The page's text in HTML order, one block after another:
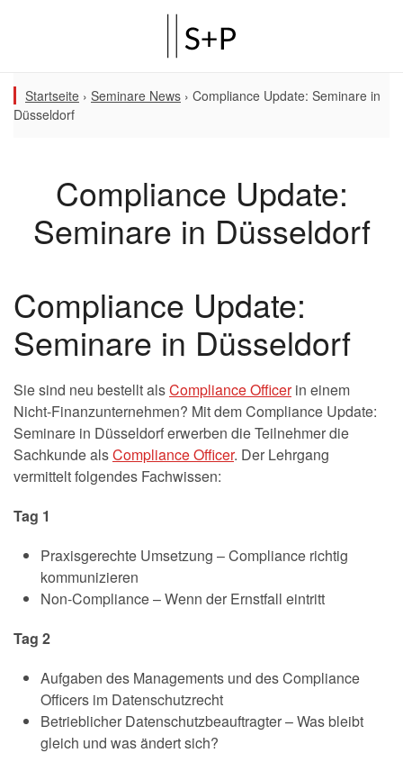
Startseite › Seminare News › Compliance Update: Seminare in
Düsseldorf
Compliance Update:
Seminare in Düsseldorf
Compliance Update:
Seminare in Düsseldorf
Sie sind neu bestellt alsCompliance Officerin einem
Nicht-Finanzunternehmen? Mit dem Compliance Update:
Seminare in Düsseldorf erwerben die Teilnehmer die
Sachkunde alsCompliance Officer. Der Lehrgang
vermittelt folgendes Fachwissen:
Tag 1
Praxisgerechte Umsetzung – Compliance richtig
kommunizieren
Non-Compliance – Wenn der Ernstfall eintritt
Tag 2
Aufgaben des Managements und des Compliance
Officers im Datenschutzrecht
Betrieblicher Datenschutzbeauftragter – Was bleibt
gleich und was ändert sich?